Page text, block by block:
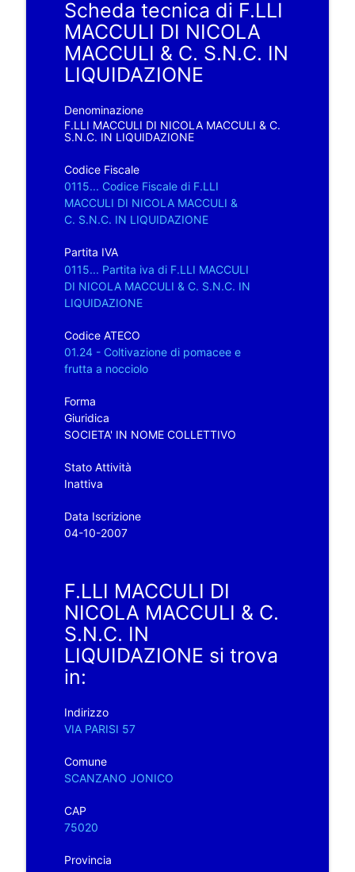
Scheda tecnica di F.LLI
MACCULI DI NICOLA
MACCULI & C. S.N.C. IN
LIQUIDAZIONE
Denominazione
F.LLI MACCULI DI NICOLA MACCULI & C.
S.N.C. IN LIQUIDAZIONE
Codice Fiscale
0115... Codice Fiscale di F.LLI
MACCULI DI NICOLA MACCULI &
C. S.N.C. IN LIQUIDAZIONE
Partita IVA
0115... Partita iva di F.LLI MACCULI
DI NICOLA MACCULI & C. S.N.C. IN
LIQUIDAZIONE
Codice ATECO
01.24 - Coltivazione di pomacee e
frutta a nocciolo
Forma
Giuridica
SOCIETA' IN NOME COLLETTIVO
Stato Attività
Inattiva
Data Iscrizione
04-10-2007
F.LLI MACCULI DI
NICOLA MACCULI & C.
S.N.C. IN
LIQUIDAZIONE si trova
in:
Indirizzo
VIA PARISI 57
Comune
SCANZANO JONICO
CAP
75020
Provincia